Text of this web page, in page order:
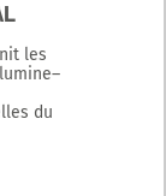
les
du